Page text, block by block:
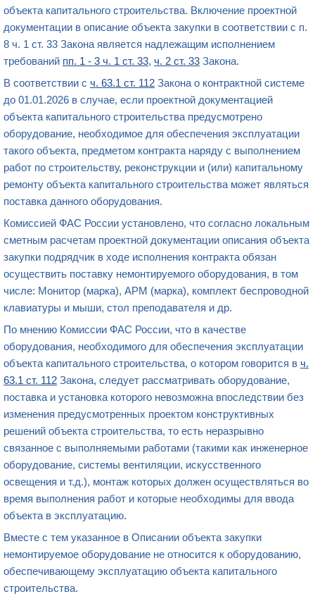
объекта капитального строительства. Включение проектной
документации в описание объекта закупки в соответствии с п.
8 ч. 1 ст. 33 Закона является надлежащим исполнением
требований пп. 1 - 3 ч. 1 ст. 33, ч. 2 ст. 33 Закона.
В соответствии с ч. 63.1 ст. 112 Закона о контрактной системе
до 01.01.2026 в случае, если проектной документацией
объекта капитального строительства предусмотрено
оборудование, необходимое для обеспечения эксплуатации
такого объекта, предметом контракта наряду с выполнением
работ по строительству, реконструкции и (или) капитальному
ремонту объекта капитального строительства может являться
поставка данного оборудования.
Комиссией ФАС России установлено, что согласно локальным
сметным расчетам проектной документации описания объекта
закупки подрядчик в ходе исполнения контракта обязан
осуществить поставку немонтируемого оборудования, в том
числе: Монитор (марка), АРМ (марка), комплект беспроводной
клавиатуры и мыши, стол преподавателя и др.
По мнению Комиссии ФАС России, что в качестве
оборудования, необходимого для обеспечения эксплуатации
объекта капитального строительства, о котором говорится в ч.
63.1 ст. 112 Закона, следует рассматривать оборудование,
поставка и установка которого невозможна впоследствии без
изменения предусмотренных проектом конструктивных
решений объекта строительства, то есть неразрывно
связанное с выполняемыми работами (такими как инженерное
оборудование, системы вентиляции, искусственного
освещения и т.д.), монтаж которых должен осуществляться во
время выполнения работ и которые необходимы для ввода
объекта в эксплуатацию.
Вместе с тем указанное в Описании объекта закупки
немонтируемое оборудование не относится к оборудованию,
обеспечивающему эксплуатацию объекта капитального
строительства.